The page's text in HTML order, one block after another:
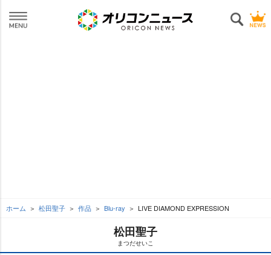
ホーム 松田聖子 作品 Blu-ray LIVE DIAMOND EXPRESSION
松田聖子
まつだせいこ